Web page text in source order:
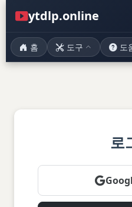
ytdlp.online
홈 도구 도
로